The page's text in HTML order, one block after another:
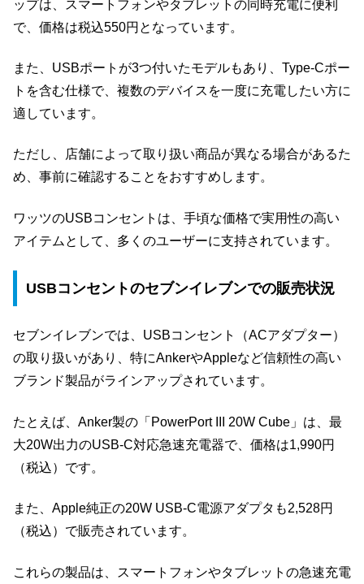
ップは、スマートフォンやタブレットの同時充電に便利
で、価格は税込550円となっています。
また、USBポートが3つ付いたモデルもあり、Type-Cポー
トを含む仕様で、複数のデバイスを一度に充電したい方に
適しています。
ただし、店舗によって取り扱い商品が異なる場合があるた
め、事前に確認することをおすすめします。
ワッツのUSBコンセントは、手頃な価格で実用性の高い
アイテムとして、多くのユーザーに支持されています。
USBコンセントのセブンイレブンでの販売状況
セブンイレブンでは、USBコンセント（ACアダプター）
の取り扱いがあり、特にAnkerやAppleなど信頼性の高い
ブランド製品がラインアップされています。
たとえば、Anker製の「PowerPort III 20W Cube」は、最
大20W出力のUSB-C対応急速充電器で、価格は1,990円
（税込）です。
また、Apple純正の20W USB-C電源アダプタも2,528円
（税込）で販売されています。
これらの製品は、スマートフォンやタブレットの急速充電